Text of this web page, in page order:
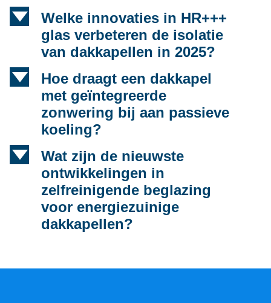
d
Welke innovaties in HR+++
glas verbeteren de isolatie
van dakkapellen in 2025?
d
Hoe draagt een dakkapel
met geïntegreerde
zonwering bij aan passieve
koeling?
d
Wat zijn de nieuwste
ontwikkelingen in
zelfreinigende beglazing
voor energiezuinige
dakkapellen?